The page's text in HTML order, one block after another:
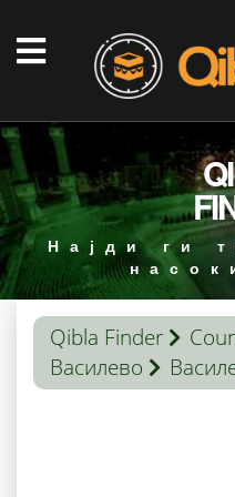
Најди ги
Qibla Finder
Василево